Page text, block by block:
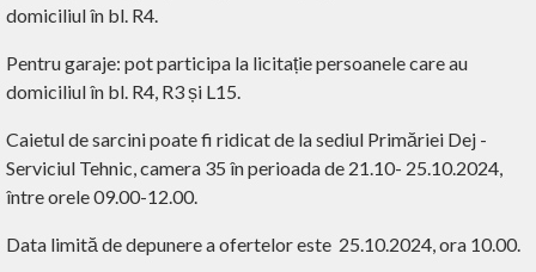
domiciliul în bl. R4.
Pentru garaje: pot participa la licitație persoanele care au
domiciliul în bl. R4, R3 și L15.
Caietul de sarcini poate fi ridicat de la sediul Primăriei Dej -
Serviciul Tehnic, camera 35 în perioada de 21.10- 25.10.2024,
între orele 09.00-12.00.
Data limită de depunere a ofertelor este 25.10.2024, ora 10.00.